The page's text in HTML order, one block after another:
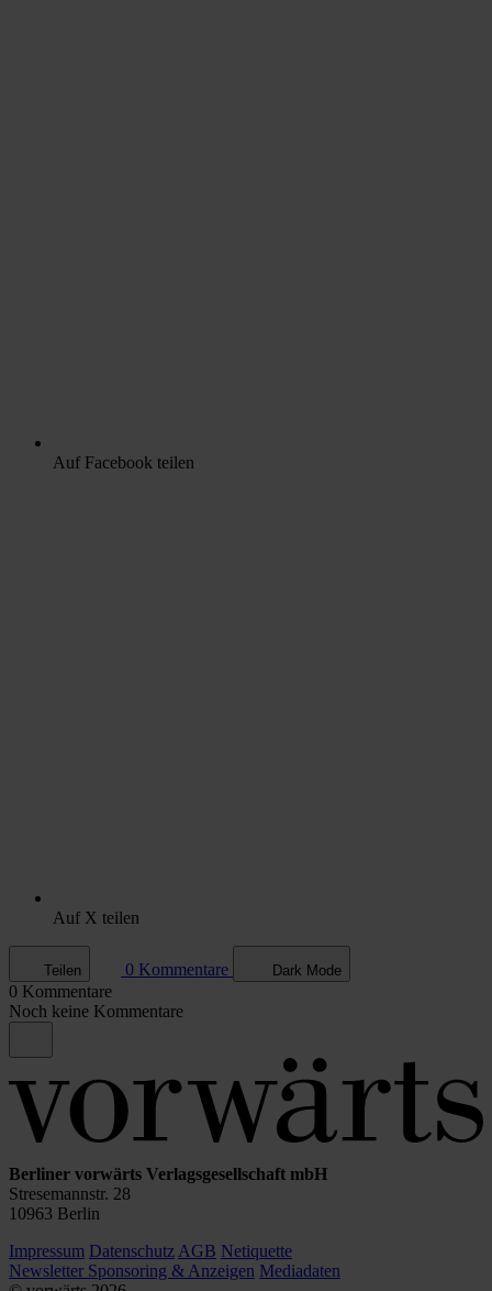
Auf Facebook teilen
Auf X teilen
Teilen 0 Kommentare Dark Mode
0 Kommentare
Noch keine Kommentare
Berliner vorwärts Verlagsgesellschaft mbH
Stresemannstr. 28
10963 Berlin
Impressum Datenschutz AGB Netiquette
Newsletter Sponsoring & Anzeigen Mediadaten